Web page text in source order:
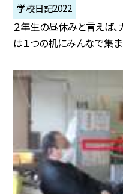
学校日記2022
２年生の昼休みと言えば
は１つの机にみんなで集